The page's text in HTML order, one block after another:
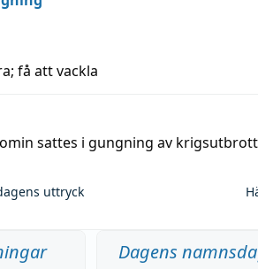
få att vackla
sattes i gungning av
uttryck
Dagens